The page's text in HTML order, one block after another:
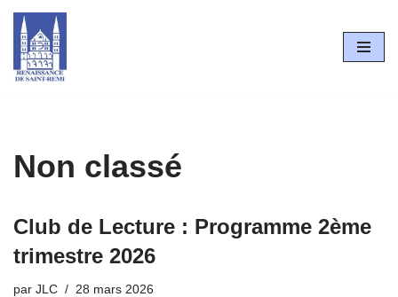
Aller
au
Non classé
Club de Lecture : Programme 2ème
trimestre 2026
par JLC 28 mars 2026